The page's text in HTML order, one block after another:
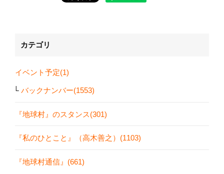
カテゴリ
イベント予定(1)
バックナンバー(1553)
『地球村』のスタンス(301)
『私のひとこと』（高木善之）(1103)
『地球村通信』(661)